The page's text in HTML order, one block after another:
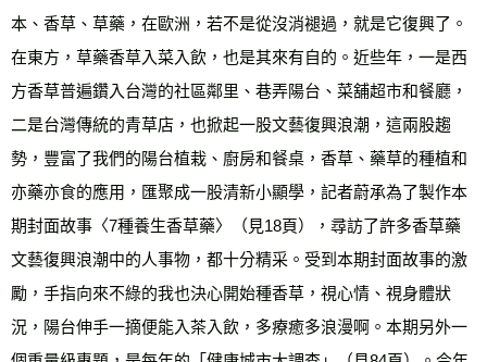
本、香草、草藥，在歐洲，若不是從沒消褪過，就是它復興了。
在東方，草藥香草入菜入飲，也是其來有自的。近些年，一是西
方香草普遍鑽入台灣的社區鄰里、巷弄陽台、菜舖超市和餐廳，
二是台灣傳統的青草店，也掀起一股文藝復興浪潮，這兩股趨
勢，豐富了我們的陽台植栽、廚房和餐桌，香草、藥草的種植和
亦藥亦食的應用，匯聚成一股清新小顯學，記者蔚承為了製作本
期封面故事〈7種養生香草藥〉（見18頁），尋訪了許多香草藥
文藝復興浪潮中的人事物，都十分精采。受到本期封面故事的激
勵，手指向來不綠的我也決心開始種香草，視心情、視身體狀
況，陽台伸手一摘便能入茶入飲，多療癒多浪漫啊。本期另外一